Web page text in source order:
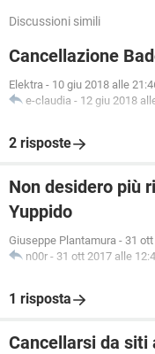
Discussioni simili
Cancellazione
Elektra - 10 giu 2018 alle
e-claudia - 12 giu 2018
2 risposte
Non desidero più
Yuppido
Giuseppe Plantamura - 31
n00r - 31 ott 2017 alle
1 risposta
Cancellarsi da siti